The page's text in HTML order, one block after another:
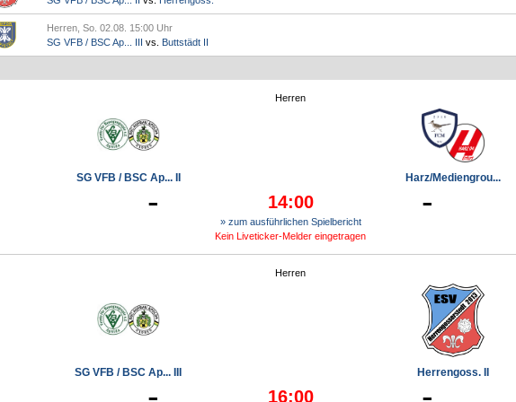
Herren, So. 02.08. 15:00 Uhr
SG VFB / BSC Ap... III vs. Buttstädt II
Herren
SG VFB / BSC Ap... II Harz/Mediengrou...
- 14:00 -
» zum ausführlichen Spielbericht
Kein Liveticker-Melder eingetragen
Herren
SG VFB / BSC Ap... III Herrengoss. II
16:00